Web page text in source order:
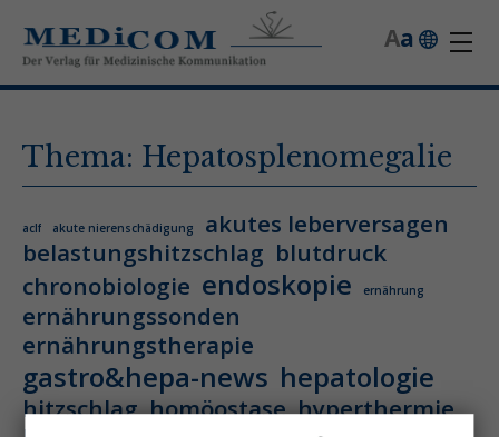
a
A
Thema: Hepatosplenomegalie
aclf akute nierenschädigung
akutes leberversagen
belastungshitzschlag blutdruck
chronobiologie endoskopie ernährung
ernährungssonden
ernährungstherapie
gastro&hepa-news hepatologie
hitzschlag homöostase hyperthermie